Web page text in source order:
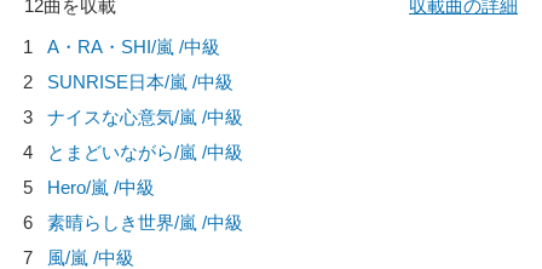
12曲を収載
収載曲の詳細
1
A・RA・SHI/嵐 /中級
2
SUNRISE日本/嵐 /中級
3
ナイスな心意気/嵐 /中級
4
とまどいながら/嵐 /中級
5
Hero/嵐 /中級
6
素晴らしき世界/嵐 /中級
7
風/嵐 /中級